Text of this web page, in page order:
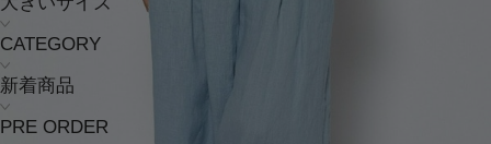
CATEGORY
新着商品
PRE ORDER